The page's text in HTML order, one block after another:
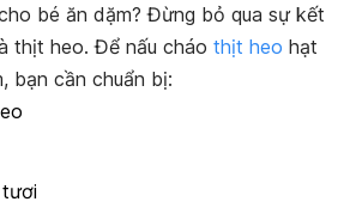
bé ăn dặm? Đừng bỏ qua sự kết
thịt heo. Để nấu cháo thịt heo hạt
bạn cần chuẩn bị: